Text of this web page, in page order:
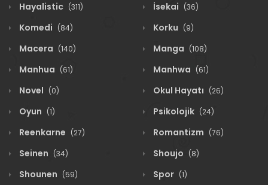
Hayalistic (311) İsekai (36)
Komedi (84) Korku (9)
Macera (140) Manga (108)
Manhua (61) Manhwa (61)
Novel (0) Okul Hayatı (26)
Oyun (1) Psikolojik (24)
Reenkarne (27) Romantizm (76)
Seinen (34) Shoujo (8)
Shounen (59) Spor (1)